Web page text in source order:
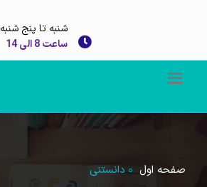
شنبه تا پنج شنبه
ساعت 8 الی 14
صفحه اول دانستنی